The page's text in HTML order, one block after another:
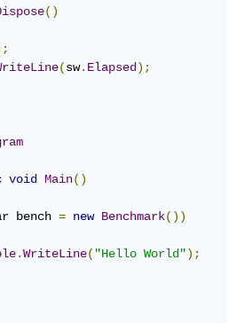
()
(sw. Elapsed );
void Main()
bench = new Benchmark())
.WriteLine( "Hello World");